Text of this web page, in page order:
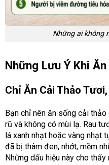
Những ai không
Những Lưu Ý Khi
Chỉ Ăn Cải Thảo
Bạn chỉ nên ăn sống cải
rũ và không có mùi lạ. Rau
lá xanh nhạt hoặc vàng nhạt
đã bị thâm đen, nhớt, mềm
Những dấu hiệu này cho